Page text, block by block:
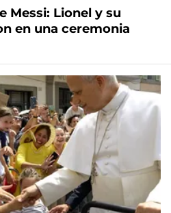
Messi: Lionel y su
en una ceremonia